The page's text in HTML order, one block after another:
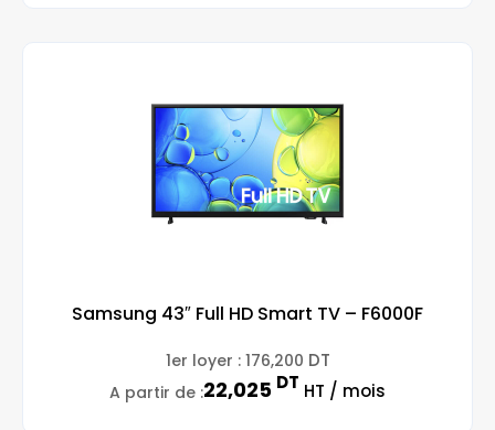
Samsung 43″ Full HD Smart TV – F6000F
1er loyer : 176,200 DT
A partir de :22,025 DT HT / mois